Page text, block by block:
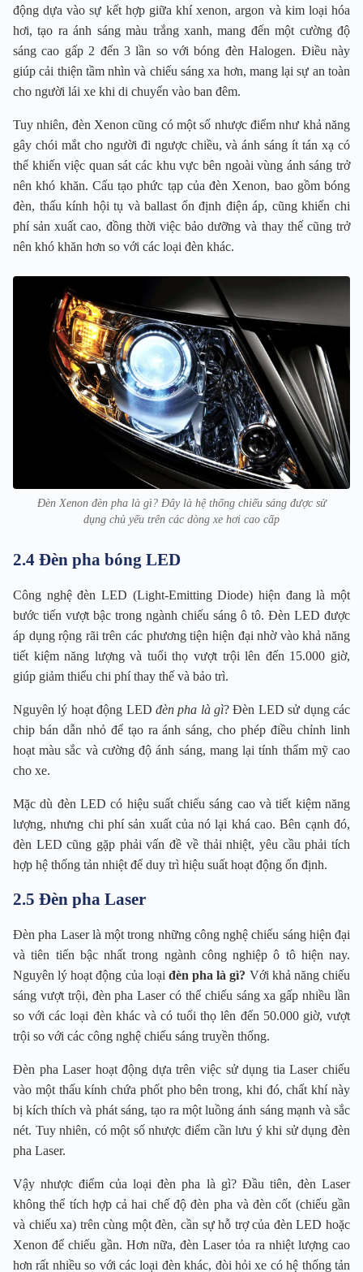
động dựa vào sự kết hợp giữa khí xenon, argon và kim loại hóa
hơi, tạo ra ánh sáng màu trắng xanh, mang đến một cường độ
sáng cao gấp 2 đến 3 lần so với bóng đèn Halogen. Điều này
giúp cải thiện tầm nhìn và chiếu sáng xa hơn, mang lại sự an toàn
cho người lái xe khi di chuyển vào ban đêm.
Tuy nhiên, đèn Xenon cũng có một số nhược điểm như khả năng
gây chói mắt cho người đi ngược chiều, và ánh sáng ít tán xạ có
thể khiến việc quan sát các khu vực bên ngoài vùng ánh sáng trở
nên khó khăn. Cấu tạo phức tạp của đèn Xenon, bao gồm bóng
đèn, thấu kính hội tụ và ballast ổn định điện áp, cũng khiến chi
phí sản xuất cao, đồng thời việc bảo dưỡng và thay thế cũng trở
nên khó khăn hơn so với các loại đèn khác.
Đèn Xenon đèn pha là gì? Đây là hệ thống chiếu sáng được sử
dụng chủ yếu trên các dòng xe hơi cao cấp
2.4 Đèn pha bóng LED
Công nghệ đèn LED (Light-Emitting Diode) hiện đang là một
bước tiến vượt bậc trong ngành chiếu sáng ô tô. Đèn LED được
áp dụng rộng rãi trên các phương tiện hiện đại nhờ vào khả năng
tiết kiệm năng lượng và tuổi thọ vượt trội lên đến 15.000 giờ,
giúp giảm thiểu chi phí thay thế và bảo trì.
Nguyên lý hoạt động LED đèn pha là gì? Đèn LED sử dụng các
chip bán dẫn nhỏ để tạo ra ánh sáng, cho phép điều chỉnh linh
hoạt màu sắc và cường độ ánh sáng, mang lại tính thẩm mỹ cao
cho xe.
Mặc dù đèn LED có hiệu suất chiếu sáng cao và tiết kiệm năng
lượng, nhưng chi phí sản xuất của nó lại khá cao. Bên cạnh đó,
đèn LED cũng gặp phải vấn đề về thải nhiệt, yêu cầu phải tích
hợp hệ thống tản nhiệt để duy trì hiệu suất hoạt động ổn định.
2.5 Đèn pha Laser
Đèn pha Laser là một trong những công nghệ chiếu sáng hiện đại
và tiên tiến bậc nhất trong ngành công nghiệp ô tô hiện nay.
Nguyên lý hoạt động của loại đèn pha là gì? Với khả năng chiếu
sáng vượt trội, đèn pha Laser có thể chiếu sáng xa gấp nhiều lần
so với các loại đèn khác và có tuổi thọ lên đến 50.000 giờ, vượt
trội so với các công nghệ chiếu sáng truyền thống.
Đèn pha Laser hoạt động dựa trên việc sử dụng tia Laser chiếu
vào một thấu kính chứa phốt pho bên trong, khi đó, chất khí này
bị kích thích và phát sáng, tạo ra một luồng ánh sáng mạnh và sắc
nét. Tuy nhiên, có một số nhược điểm cần lưu ý khi sử dụng đèn
pha Laser.
Vậy nhược điểm của loại đèn pha là gì? Đầu tiên, đèn Laser
không thể tích hợp cả hai chế độ đèn pha và đèn cốt (chiếu gần
và chiếu xa) trên cùng một đèn, cần sự hỗ trợ của đèn LED hoặc
Xenon để chiếu gần. Hơn nữa, đèn Laser tỏa ra nhiệt lượng cao
hơn rất nhiều so với các loại đèn khác, đòi hỏi xe có hệ thống tản